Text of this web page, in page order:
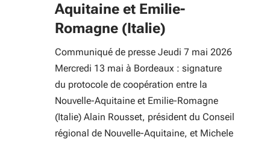
Aquitaine et Emilie-
Romagne (Italie)
Communiqué de presse Jeudi 7 mai 2026
Mercredi 13 mai à Bordeaux : signature
du protocole de coopération entre la
Nouvelle-Aquitaine et Emilie-Romagne
(Italie) Alain Rousset, président du Conseil
régional de Nouvelle-Aquitaine, et Michele